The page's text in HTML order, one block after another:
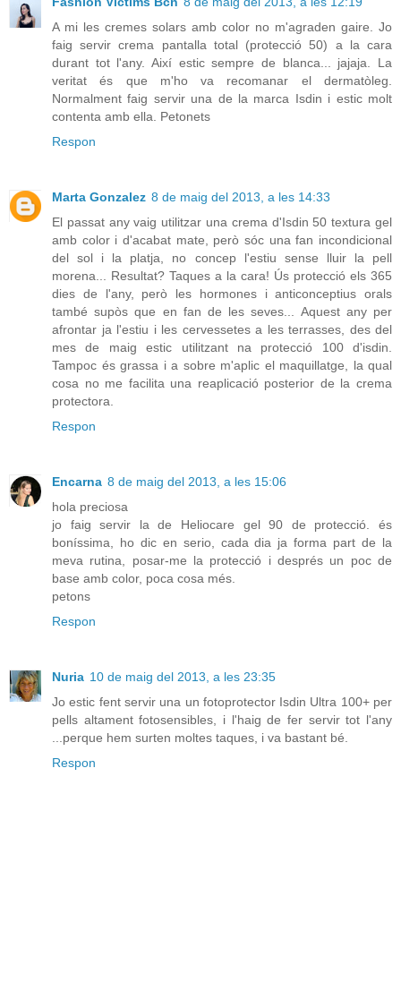
A mi les cremes solars amb color no m'agraden gaire. Jo
faig servir crema pantalla total (protecció 50) a la cara
durant tot l'any. Així estic sempre de blanca... jajaja. La
veritat és que m'ho va recomanar el dermatòleg.
Normalment faig servir una de la marca Isdin i estic molt
contenta amb ella. Petonets
Respon
Marta Gonzalez 8 de maig del 2013, a les 14:33
El passat any vaig utilitzar una crema d'Isdin 50 textura gel
amb color i d'acabat mate, però sóc una fan incondicional
del sol i la platja, no concep l'estiu sense lluir la pell
morena... Resultat? Taques a la cara! Ús protecció els 365
dies de l'any, però les hormones i anticonceptius orals
també supòs que en fan de les seves... Aquest any per
afrontar ja l'estiu i les cervessetes a les terrasses, des del
mes de maig estic utilitzant na protecció 100 d'isdin.
Tampoc és grassa i a sobre m'aplic el maquillatge, la qual
cosa no me facilita una reaplicació posterior de la crema
protectora.
Respon
Encarna 8 de maig del 2013, a les 15:06
hola preciosa
jo faig servir la de Heliocare gel 90 de protecció. és
boníssima, ho dic en serio, cada dia ja forma part de la
meva rutina, posar-me la protecció i després un poc de
base amb color, poca cosa més.
petons
Respon
Nuria 10 de maig del 2013, a les 23:35
Jo estic fent servir una un fotoprotector Isdin Ultra 100+ per
pells altament fotosensibles, i l'haig de fer servir tot l'any
...perque hem surten moltes taques, i va bastant bé.
Respon